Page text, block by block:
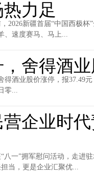
力足
2026新疆首届“中国西极
、速度赛马、马上...
舍得酒
酒业股价涨停，报37.49
零...
企业时
八一”拥军慰问活动，走进
当，更是企业汇聚优...